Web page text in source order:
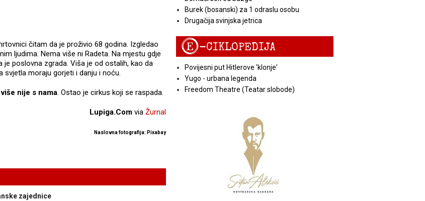
čitam da je proživio 68 godina. Izgledao
ljudima. Nema više ni Radeta. Na mjestu gdje
poslovna zgrada. Viša je od ostalih, kao da
svjetla moraju gorjeti i danju i noću.
nije s nama. Ostao je cirkus koji se raspada.
Lupiga.Com via Žurnal
Naslovna fotografija: Pixabay
zajednice
Burek (bosanski) za 1 odraslu osobu
Drugačija svinjska jetrica
E-CIKLOPEDIJA
Povijesni put Hitlerove 'klonje'
Yugo - urbana legenda
Freedom Theatre (Teatar slobode)